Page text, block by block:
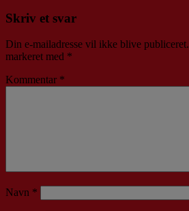
Skriv et svar
Din e-mailadresse vil ikke blive publiceret.
markeret med *
Kommentar *
Navn *